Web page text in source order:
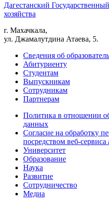
Дагестанский
хозяйства
г. Махачкала,
ул. Джамалутдина Атаева, 5.
Сведения об
Абитуриенту
Студентам
Выпускникам
Сотрудникам
Партнерам
Политика в отношении
данных
Согласие на обработку
посредством веб-
Университет
Образование
Наука
Развитие
Сотрудничество
Медиа